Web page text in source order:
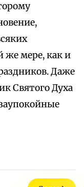
же мере, как и
Даже
Святого Духа